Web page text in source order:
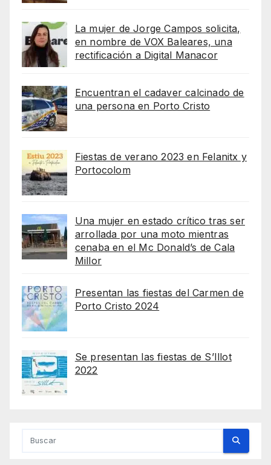
La mujer de Jorge Campos solicita,
en nombre de VOX Baleares, una
rectificación a Digital Manacor
Encuentran el cadaver calcinado de
una persona en Porto Cristo
Fiestas de verano 2023 en Felanitx y
Portocolom
Una mujer en estado crítico tras ser
arrollada por una moto mientras
cenaba en el Mc Donald’s de Cala
Millor
Presentan las fiestas del Carmen de
Porto Cristo 2024
Se presentan las fiestas de S’Illot
2022